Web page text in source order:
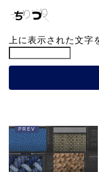
上に表示された文字